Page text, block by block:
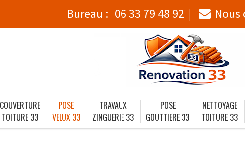
Bureau : 06 33 79 48 92 Nous
COUVERTURE
TOITURE 33
POSE
VELUX 33
TRAVAUX
ZINGUERIE 33
POSE
GOUTTIERE 33
NETTOYAGE
TOITURE 33